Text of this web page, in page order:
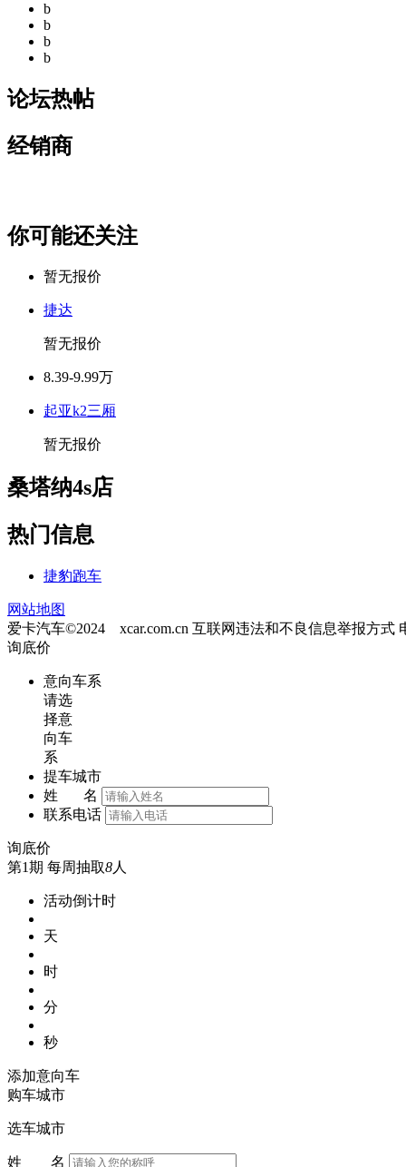
b
b
b
b
论坛热帖
经销商
你可能还关注
暂无报价
捷达
暂无报价
8.39-9.99万
起亚k2三厢
暂无报价
桑塔纳4s店
热门信息
捷豹跑车
网站地图
爱卡汽车©2024 xcar.com.cn 互联网违法和不良信息举报方式
询底价
意向车系
请选
择意
向车
系
提车城市
姓 名
联系电话
询底价
第1期 每周抽取8人
活动倒计时
天
时
分
秒
添加意向车
购车城市
选车城市
姓 名